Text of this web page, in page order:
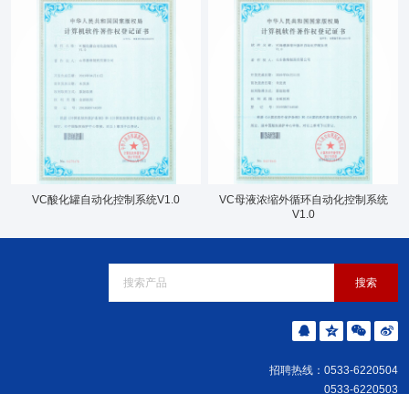
VC酸化罐自动化控制系统V1.0
VC母液浓缩外循环自动化控制系统
V1.0
招聘热线：0533-6220504
0533-6220503